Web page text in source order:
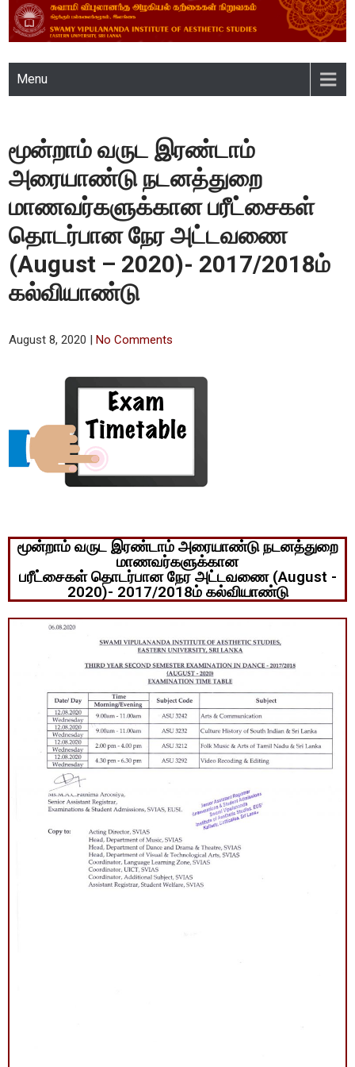
SWAMY VIPULANANDA
INSTITUTE OF AESTHETIC
STUDIES, EASTERN
UNIVERSITY, SRI LANKA
Menu
மூன்றாம் வருட இரண்டாம்
அரையாண்டு நடனத்துறை
மாணவர்களுக்கான பரீட்சைகள்
தொடர்பான நேர அட்டவணை
(August – 2020)- 2017/2018ம்
கல்வியாண்டு
August 8, 2020 |No Comments
மூன்றாம் வருட இரண்டாம் அரையாண்டு நடனத்துறை
மாணவர்களுக்கான
பரீட்சைகள் தொடர்பான நேர அட்டவணை (August -
2020)- 2017/2018ம் கல்வியாண்டு